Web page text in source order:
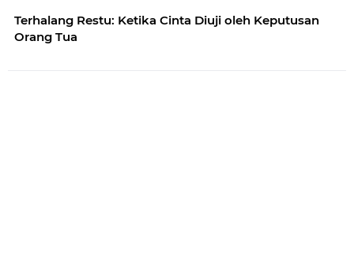
Terhalang Restu: Ketika Cinta Diuji oleh Keputusan
Orang Tua